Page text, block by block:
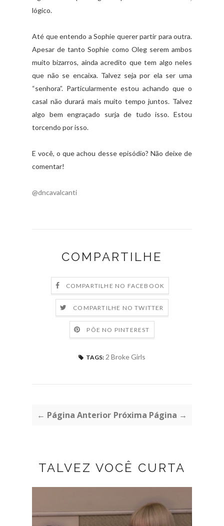
lógico.
Até que entendo a Sophie querer partir para outra.
Apesar de tanto Sophie como Oleg serem ambos
muito bizarros, ainda acredito que tem algo neles
que não se encaixa. Talvez seja por ela ser uma
“senhora”. Particularmente estou achando que o
casal não durará mais muito tempo juntos. Talvez
algo bem engraçado surja de tudo isso. Estou
torcendo por isso.
E você, o que achou desse episódio? Não deixe de
comentar!
@dncavalcanti
COMPARTILHE
COMPARTILHE NO FACEBOOK
COMPARTILHE NO TWITTER
PÕE NO PINTEREST
TAGS: 2 Broke Girls
← Página Anterior Próxima Página →
TALVEZ VOCÊ CURTA